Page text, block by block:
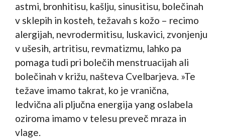
astmi, bronhitisu, kašlju, sinusitisu, bolečinah
v sklepih in kosteh, težavah s kožo – recimo
alergijah, nevrodermitisu, luskavici, zvonjenju
v ušesih, artritisu, revmatizmu, lahko pa
pomaga tudi pri bolečih menstruacijah ali
bolečinah v križu, našteva Cvelbarjeva. »Te
težave imamo takrat, ko je vranična,
ledvična ali pljučna energija yang oslabela
oziroma imamo v telesu preveč mraza in
vlage.